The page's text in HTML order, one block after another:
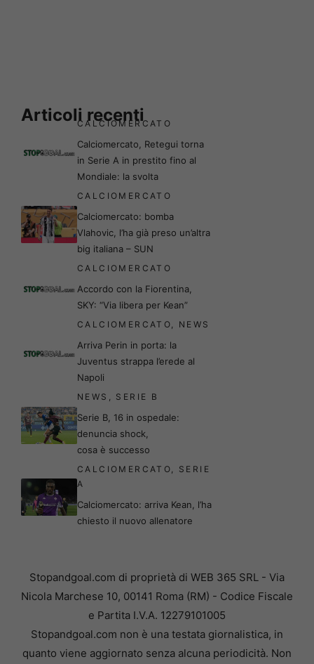
Articoli recenti
CALCIOMERCATO
Calciomercato, Retegui torna
in Serie A in prestito fino al
Mondiale: la svolta
CALCIOMERCATO
Calciomercato: bomba
Vlahovic, l’ha già preso un’altra
big italiana – SUN
CALCIOMERCATO
Accordo con la Fiorentina,
SKY: “Via libera per Kean”
CALCIOMERCATO NEWS
Arriva Perin in porta: la
Juventus strappa l’erede al
Napoli
NEWS SERIE B
Serie B, 16 in ospedale:
denuncia shock,
cosa è successo
CALCIOMERCATO
SERIE
A
Calciomercato: arriva Kean, l’ha
chiesto il nuovo allenatore
Stopandgoal.com di proprietà di WEB 365 SRL - Via
Nicola Marchese 10, 00141 Roma (RM) - Codice Fiscale
e Partita I.V.A. 12279101005
Stopandgoal.com non è una testata giornalistica, in
quanto viene aggiornato senza alcuna periodicità. Non